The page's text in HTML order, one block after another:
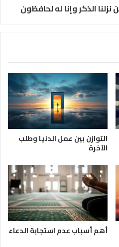
الذكر وإنا له لحافظون
التوازن بين عمل الدنيا وطلب
الآخرة
أهم أسباب عدم استجابة الدعاء